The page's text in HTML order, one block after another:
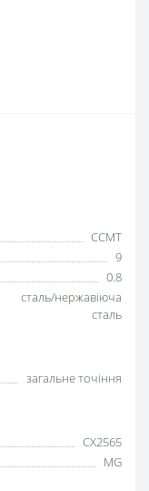
CCMT
9
0.8
сталь/нержавіюча
сталь
загальне точіння
CX2565
MG